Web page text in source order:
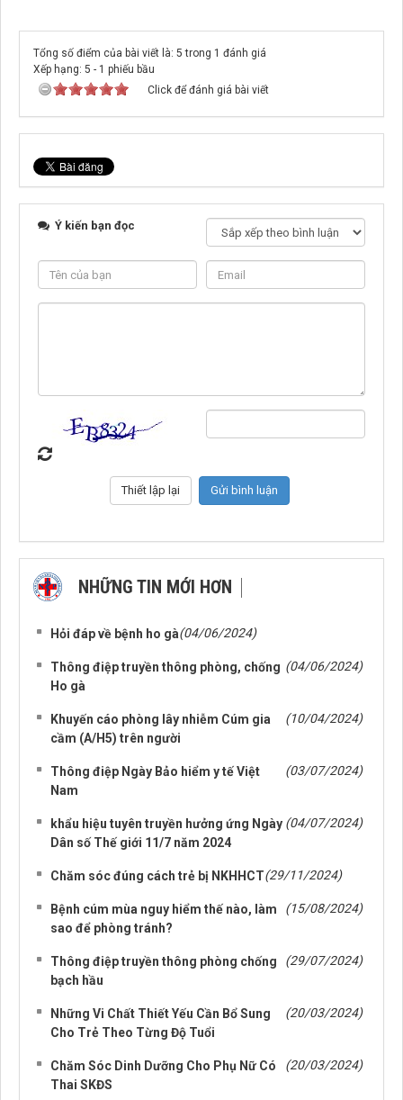
Tổng số điểm của bài viết là: 5 trong 1 đánh giá
Xếp hạng: 5 - 1 phiếu bầu
Click để đánh giá bài viết
Ý kiến bạn đọc
NHỮNG TIN MỚI HƠN
Hỏi đáp về bệnh ho gà(04/06/2024)
Thông điệp truyền thông phòng, chống
Ho gà
(04/06/2024)
Khuyến cáo phòng lây nhiễm Cúm gia
cầm (A/H5) trên người
(10/04/2024)
Thông điệp Ngày Bảo hiểm y tế Việt
Nam
(03/07/2024)
khẩu hiệu tuyên truyền hưởng ứng Ngày
Dân số Thế giới 11/7 năm 2024
(04/07/2024)
Chăm sóc đúng cách trẻ bị NKHHCT(29/11/2024)
Bệnh cúm mùa nguy hiểm thế nào, làm
sao để phòng tránh?
(15/08/2024)
Thông điệp truyền thông phòng chống
bạch hầu
(29/07/2024)
Những Vi Chất Thiết Yếu Cần Bổ Sung
Cho Trẻ Theo Từng Độ Tuổi
(20/03/2024)
Chăm Sóc Dinh Dưỡng Cho Phụ Nữ Có
Thai SKĐS
(20/03/2024)